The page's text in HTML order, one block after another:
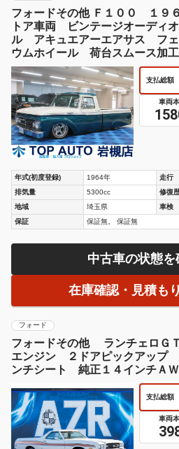
フォードその他 Ｆ１００ １９
トア車両 ビンテージオーディ
ル アキュエアーエアサス フ
ウムホイール 荷台スムース加
ンオフコンソール
支払総額
車両
年式(初度登録) 1964年 走行
排気量
5300cc 修復
地域
埼玉県 車検
保証
保証無。 保証無
中古車の状態を
在庫確認・見積も
フォード
フォードその他 ランチェロ
エンジン ２ドアピックアッ
ンチシート 純正１４インチＡ
支払総額
車両